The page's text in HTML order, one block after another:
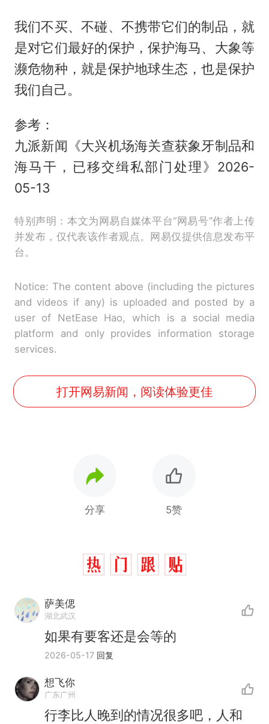
我们不买、不碰、不携带它们的制品，就
是对它们最好的保护，保护海马、大象等
濒危物种，就是保护地球生态，也是保护
我们自己。
参考：
九派新闻《大兴机场海关查获象牙制品和
海马干，已移交缉私部门处理》2026-
05-13
特别声明：本文为网易自媒体平台“网易号”作者上传
并发布，仅代表该作者观点。网易仅提供信息发布平
台。
Notice: The content above (including the pictures
and videos if any) is uploaded and posted by a
user of NetEase Hao, which is a social media
platform and only provides information storage
services.
打开网易新闻，阅读体验更佳
分享 5赞
萨美偲
湖北武汉
如果有要客还是会等的
2026-05-17 回复
想飞你
广东广州
行李比人晚到的情况很多吧，人和